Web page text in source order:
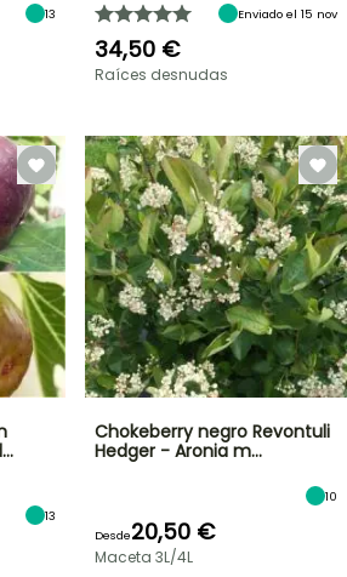
13 Enviado el 15 nov
34,50 €
Raíces desnudas
13
Chokeberry negro Revontuli
Hedger - Aronia m…
10
Desde20,50 €
Maceta 3L/4L